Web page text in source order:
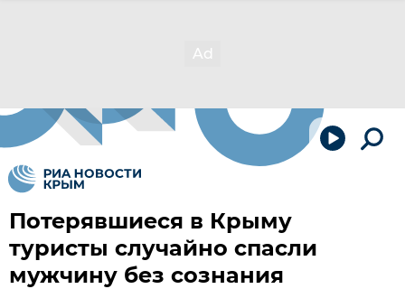
Потерявшиеся в Крыму
туристы случайно спасли
мужчину без сознания